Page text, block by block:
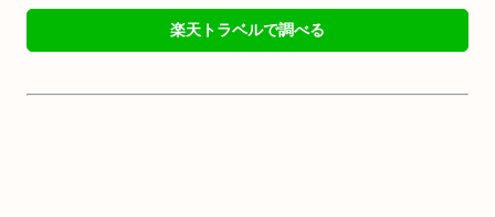
楽天トラベルで調べる